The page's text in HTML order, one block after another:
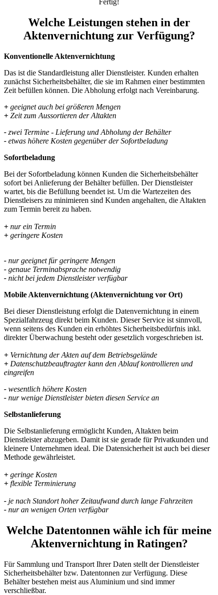
Fertig!
Welche Leistungen stehen in der
Aktenvernichtung zur Verfügung?
Konventionelle Aktenvernichtung
Das ist die Standardleistung aller Dienstleister. Kunden erhalten
zunächst Sicherheitsbehälter, die sie im Rahmen einer bestimmten
Zeit befüllen können. Die Abholung erfolgt nach Vereinbarung.
+ geeignet auch bei größeren Mengen
+ Zeit zum Aussortieren der Altakten
- zwei Termine - Lieferung und Abholung der Behälter
- etwas höhere Kosten gegenüber der Sofortbeladung
Sofortbeladung
Bei der Sofortbeladung können Kunden die Sicherheitsbehälter
sofort bei Anlieferung der Behälter befüllen. Der Dienstleister
wartet, bis die Befüllung beendet ist. Um die Wartezeiten des
Dienstleisers zu minimieren sind Kunden angehalten, die Altakten
zum Termin bereit zu haben.
+ nur ein Termin
+ geringere Kosten
- nur geeignet für geringere Mengen
- genaue Terminabsprache notwendig
- nicht bei jedem Dienstleister verfügbar
Mobile Aktenvernichtung (Aktenvernichtung vor Ort)
Bei dieser Dienstleistung erfolgt die Datenvernichtung in einem
Spezialfahrzeug direkt beim Kunden. Dieser Service ist sinnvoll,
wenn seitens des Kunden ein erhöhtes Sicherheitsbedürfnis inkl.
direkter Überwachung besteht oder gesetzlich vorgeschrieben ist.
+ Vernichtung der Akten auf dem Betriebsgelände
+ Datenschutzbeauftragter kann den Ablauf kontrollieren und
eingreifen
- wesentlich höhere Kosten
- nur wenige Dienstleister bieten diesen Service an
Selbstanlieferung
Die Selbstanlieferung ermöglicht Kunden, Altakten beim
Dienstleister abzugeben. Damit ist sie gerade für Privatkunden und
kleinere Unternehmen ideal. Die Datensicherheit ist auch bei dieser
Methode gewährleistet.
+ geringe Kosten
+ flexible Terminierung
- je nach Standort hoher Zeitaufwand durch lange Fahrzeiten
- nur an wenigen Orten verfügbar
Welche Datentonnen wähle ich für meine
Aktenvernichtung in Ratingen?
Für Sammlung und Transport Ihrer Daten stellt der Dienstleister
Sicherheitsbehälter bzw. Datentonnen zur Verfügung. Diese
Behälter bestehen meist aus Aluminium und sind immer
verschließbar.